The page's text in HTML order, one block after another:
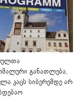
განათლება,
კაცს სიბერემდე არ